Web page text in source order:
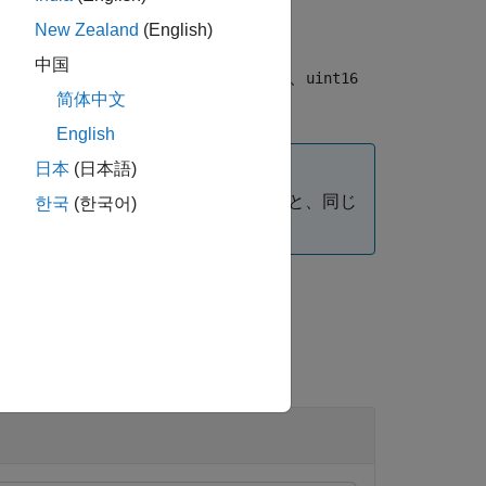
て処理します。 uint16
ングします。
あります。関数colfilt を使用すると、同じ
New Zealand (English)
中国
简体中文
English
日本 (日本語)
한국 (한국어)